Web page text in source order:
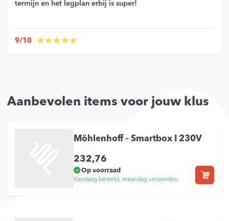
termijn en het legplan erbij is super!
9/10
Aanbevolen items voor jouw klus
Möhlenhoff – Smartbox I 230V
232,76
Op voorraad
Vandaag besteld, maandag verzonden